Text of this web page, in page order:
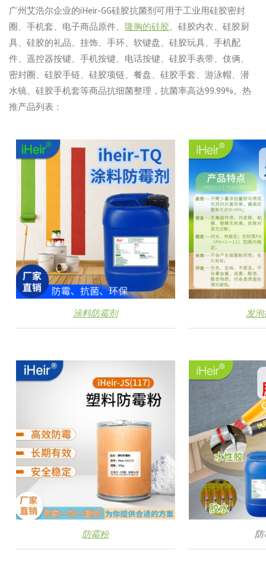
广州艾浩尔企业的iHeir-GG硅胶抗菌剂可用于工业用硅胶密封
圈、手机套、电子商品原件、隆胸的硅胶 、硅胶内衣、硅胶厨
具、硅胶的礼品、挂饰、手环、软键盘、硅胶玩具、手机配
件、遥控器按键、手机按键、电话按键、硅胶手表带、伎俩、
密封圈、硅胶手链、硅胶项链、餐盘、硅胶手套、游泳帽、潜
水镜、硅胶手机套等商品抗细菌整理，抗菌率高达99.99%。热
推产品列表：
涂料防霉剂 发泡
防霉粉 防